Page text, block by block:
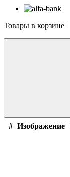
Товары в корзине
# Изображение